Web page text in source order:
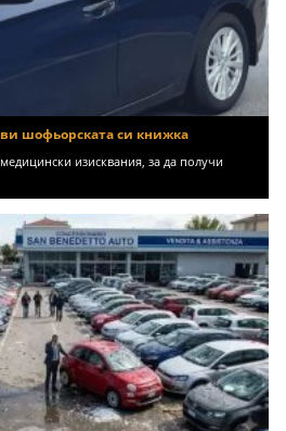
шофьорската си книжка
изисквания, за да получи